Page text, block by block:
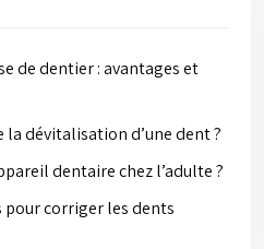
de dentier : avantages et
dévitalisation d’une dent ?
dentaire chez l’adulte ?
corriger les dents